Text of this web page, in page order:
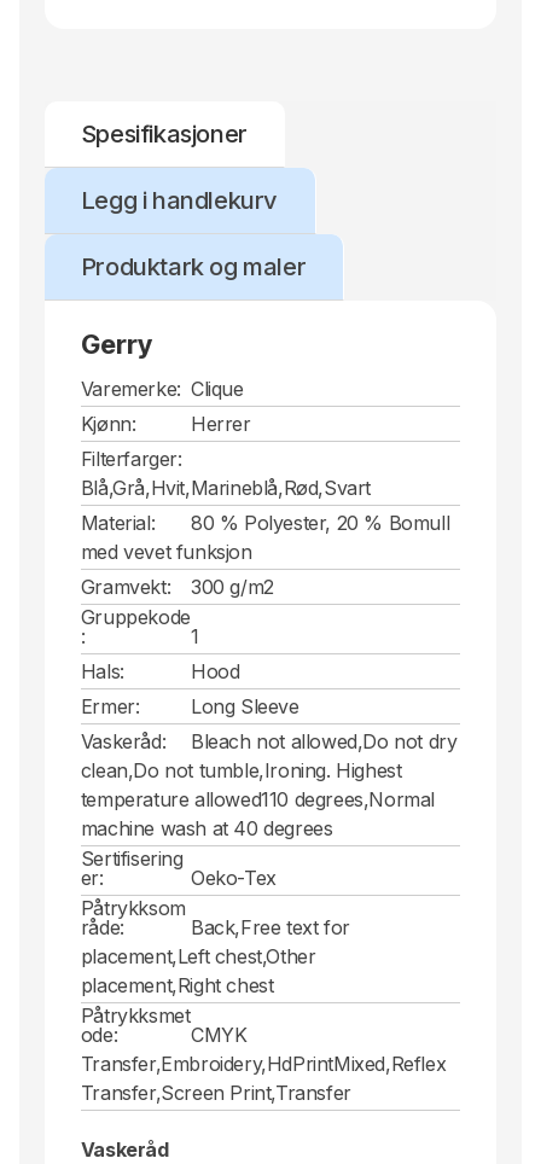
Spesifikasjoner
Legg i handlekurv
Produktark og maler
Gerry
Varemerke: Clique
Kjønn:
Herrer
Filterfarger:
Blå,Grå,Hvit,Marineblå,Rød,Svart
Material:
80 % Polyester, 20 % Bomull
med vevet funksjon
Gramvekt:
300 g/m2
Gruppekode
:
1
Hals:
Hood
Ermer:
Long Sleeve
Vaskeråd:
Bleach not allowed,Do not dry
clean,Do not tumble,Ironing. Highest
temperature allowed110 degrees,Normal
machine wash at 40 degrees
Sertifisering
er:
Oeko-Tex
Påtrykksom
råde:
Back,Free text for
placement,Left chest,Other
placement,Right chest
Påtrykksmet
ode:
CMYK
Transfer,Embroidery,HdPrintMixed,Reflex
Transfer,Screen Print,Transfer
Vaskeråd